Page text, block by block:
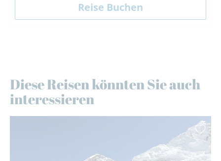
Diese Reisen könnten Sie auch
interessieren